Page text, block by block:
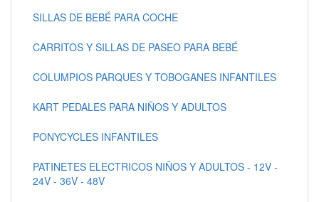
SILLAS DE BEBÉ PARA COCHE
CARRITOS Y SILLAS DE PASEO PARA BEBÉ
COLUMPIOS PARQUES Y TOBOGANES INFANTILES
KART PEDALES PARA NIÑOS Y ADULTOS
PONYCYCLES INFANTILES
PATINETES ELECTRICOS NIÑOS Y ADULTOS - 12V -
24V - 36V - 48V